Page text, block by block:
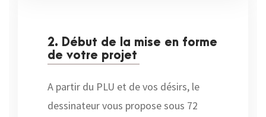
2. Début de la mise en forme
de votre projet
A partir du PLU et de vos désirs, le
dessinateur vous propose sous 72